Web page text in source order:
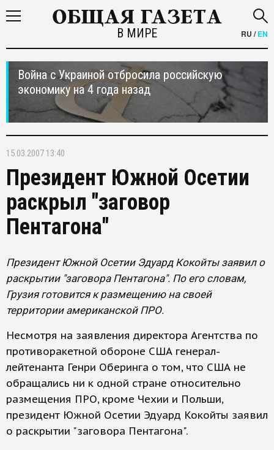
В МИРЕ RU /EN
Война с Украиной отбросила российскую
экономику на 4 года назад
15.03.2007 13:40
Президент Южной Осетии
раскрыл "заговор
Пентагона"
Президент Южной Осетии Эдуард Кокойты заявил о
раскрытии "заговора Пентагона". По его словам,
Грузия готовится к размещению на своей
территории американской ПРО.
Несмотря на заявления директора Агентства по
противоракетной обороне США генерал-
лейтенанта Генри Оберинга о том, что США не
обращались ни к одной стране относительно
размещения ПРО, кроме Чехии и Польши,
президент Южной Осетии Эдуард Кокойты заявил
о раскрытии "заговора Пентагона".